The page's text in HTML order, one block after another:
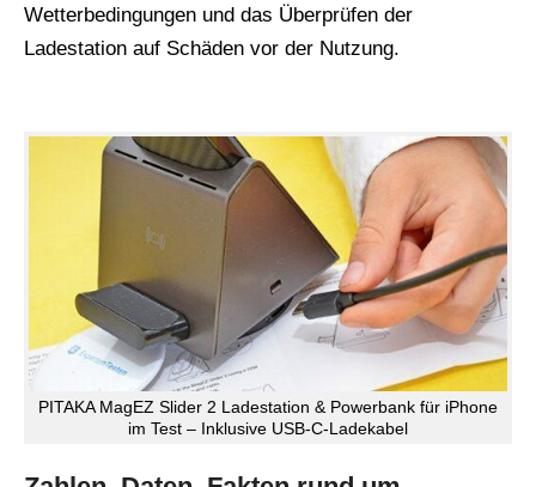
Wetterbedingungen und das Überprüfen der
Ladestation auf Schäden vor der Nutzung.
PITAKA MagEZ Slider 2 Ladestation & Powerbank für iPhone
im Test – Inklusive USB-C-Ladekabel